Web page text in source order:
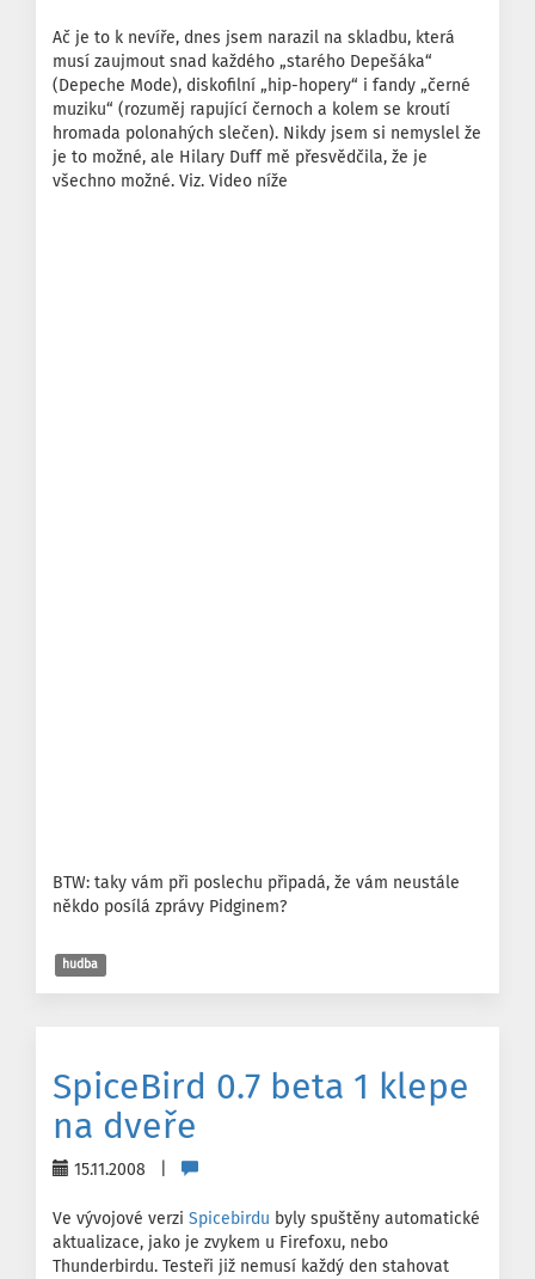
Ač je to k nevíře, dnes jsem narazil na skladbu, která
musí zaujmout snad každého „starého Depešáka“
(Depeche Mode), diskofilní „hip-hopery“ i fandy „černé
muziku“ (rozuměj rapující černoch a kolem se kroutí
hromada polonahých slečen). Nikdy jsem si nemyslel že
je to možné, ale Hilary Duff mě přesvědčila, že je
všechno možné. Viz. Video níže
BTW: taky vám při poslechu připadá, že vám neustále
někdo posílá zprávy Pidginem?
hudba
SpiceBird 0.7 beta 1 klepe
na dveře
15.11.2008 |
Ve vývojové verzi Spicebirdu byly spuštěny automatické
aktualizace, jako je zvykem u Firefoxu, nebo
Thunderbirdu. Testeři již nemusí každý den stahovat